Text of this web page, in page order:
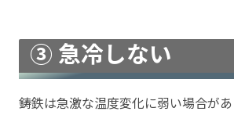
③ 急冷しない
鋳鉄は急激な温度変化に弱い場合があ